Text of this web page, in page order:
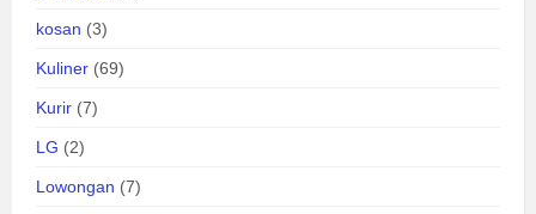
kosan (3)
Kuliner (69)
Kurir (7)
LG (2)
Lowongan (7)